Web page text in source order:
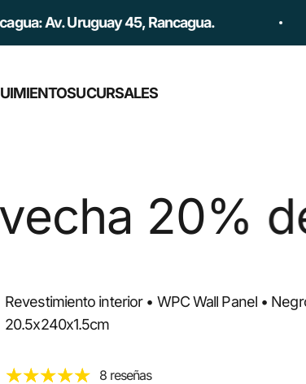
45, Rancagua. +569
SUCURSALES
Descuento
Revestimiento interior • WPC Wall Panel •
20.5x240x1.5cm
8 reseñas